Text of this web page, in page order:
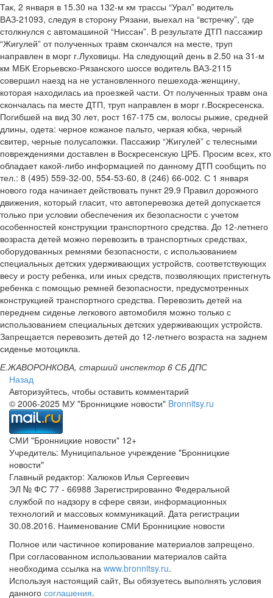
Так, 2 января в 15.30 на 132-м км трассы “Урал” водитель
ВАЗ-21093, следуя в сторону Рязани, выехал на “встречку”, где
столкнулся с автомашиной “Ниссан”. В результате ДТП пассажир
“Жигулей” от полученных травм скончался на месте, труп
направлен в морг г.Луховицы. На следующий день в 2.50 на 31-м
км МБК Егорьевско-Рязанского шоссе водитель ВАЗ-2115
совершил наезд на не установленного пешехода-женщину,
которая находилась иа проезжей части. От полученных травм она
скончалась па месте ДТП, труп направлен в морг г.Воскресенска.
Погибшей на вид 30 лет, рост 167-175 см, волосы рыжие, средней
длины, одета: черное кожаное пальто, черкая юбка, черный
свитер, черные полусапожки. Пассажир “Жигулей” с телесными
повреждениями доставлен в Воскресенскую ЦРБ. Просим всех, кто
обладает какой-либо информацией по данному ДТП сообщить по
тел.: 8 (495) 559-32-00, 554-53-60, 8 (246) 66-002. С 1 января
нового года начинает действовать пункт 29.9 Правил дорожного
движения, который гласит, что автоперевозка детей допускается
только при условии обеспечения их безопасности с учетом
особенностей конструкции транспортного средства. До 12-летнего
возраста детей можно перевозить в транспортных средствах,
оборудованных ремнями безопасности, с использованием
специальных детских удерживающих устройств, соответствующих
весу и росту ребенка, или иных средств, позволяющих пристегнуть
ребенка с помощью ремней безопасности, предусмотренных
конструкцией транспортного средства. Перевозить детей на
переднем сиденье легкового автомобиля можно только с
использованием специальных детских удерживающих устройств.
Запрещается перевозить детей до 12-летнего возраста на заднем
сиденье мотоцикла.
Е.ЖАВОРОНКОВА, старший инспектор 6 СБ ДПС
Назад
Авторизуйтесь, чтобы оставить комментарий
© 2006-2025 МУ "Бронницкие новости" Bronnitsy.ru
СМИ "Бронницкие новости" 12+
Учредитель: Муниципальное учреждение "Бронницкие
новости"
Главный редактор: Халюков Илья Сергеевич
ЭЛ № ФС 77 - 66988 Зарегистрированно Федеральной
службой по надзору в сфере связи, информационных
технологий и массовых коммуникаций. Дата регистрации
30.08.2016. Наименование СМИ Бронницкие новости
Полное или частичное копирование материалов запрещено.
При согласованном использовании материалов сайта
необходима ссылка на www.bronnitsy.ru.
Используя настоящий сайт, Вы обязуетесь выполнять условия
данного соглашения.